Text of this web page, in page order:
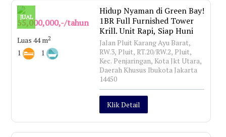
JUAL
55,000,000,-/tahun
Luas 44 m2
1 1
Hidup Nyaman di Green Bay!
1BR Full Furnished Tower
Krill. Unit Rapi, Siap Huni
Jalan Pluit Karang Ayu Barat,
RW.3, Pluit, RT.20/RW.2, Pluit,
Kec. Penjaringan, Kota Jkt Utara,
Daerah Khusus Ibukota Jakarta
14450
Klik Detail